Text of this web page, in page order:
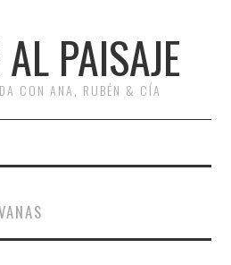
PAISAJE
CON ANA, RUBÉN & CÍA